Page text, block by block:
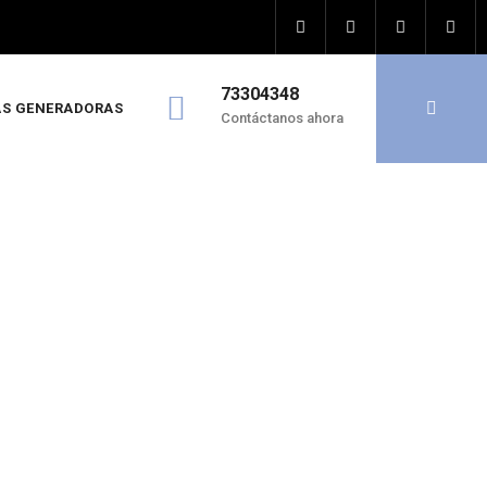
GENERADORAS
73304348
Contáctanos ahora